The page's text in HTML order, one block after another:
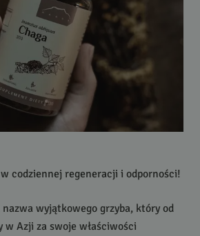
codziennej regeneracji i odporności!
wyjątkowego grzyba, który od
Azji za swoje właściwości